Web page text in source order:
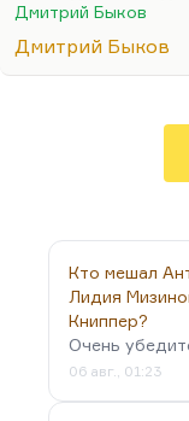
Этим людям
поп-культура,
находок.
Понимаете, в
сцены Валерий
Дмитрий Быков
Дмитрий Быков
Кто мешал
Лидия
Книппер?
Очень
06 авг., 01:23